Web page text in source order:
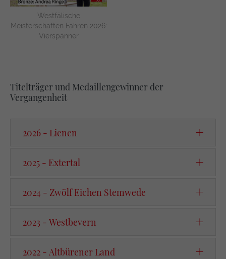
Westfälische
Meisterschaften Fahren 2026:
Vierspänner
Titelträger und Medaillengewinner der
Vergangenheit
2026 - Lienen
2025 - Extertal
2024 - Zwölf Eichen Stemwede
2023 - Westbevern
2022 - Altbürener Land